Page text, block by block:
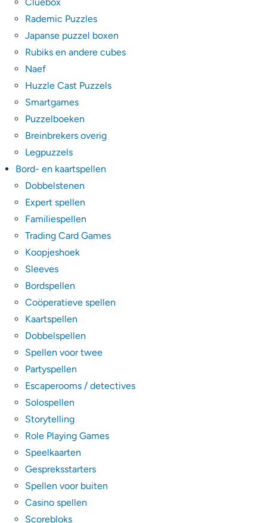
Rademic Puzzles
Japanse puzzel boxen
Rubiks en andere cubes
Naef
Huzzle Cast Puzzels
Smartgames
Puzzelboeken
Breinbrekers overig
Legpuzzels
Bord- en kaartspellen
Dobbelstenen
Expert spellen
Familiespellen
Trading Card Games
Koopjeshoek
Sleeves
Bordspellen
Coöperatieve spellen
Kaartspellen
Dobbelspellen
Spellen voor twee
Partyspellen
Escaperooms / detectives
Solospellen
Storytelling
Role Playing Games
Speelkaarten
Gespreksstarters
Spellen voor buiten
Casino spellen
Scorebloks